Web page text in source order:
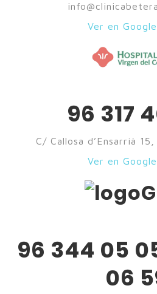
Ver en
96 317
C/ Callosa d’Ensarrià
Ver en
96 344 05
06